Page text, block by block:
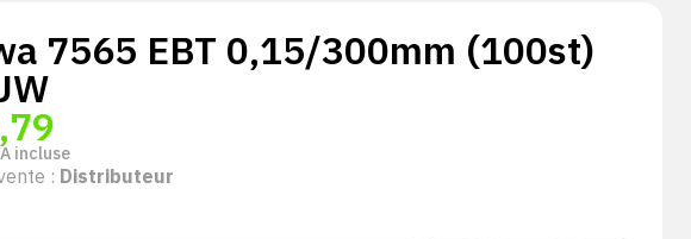
7565 EBT 0,15/300mm (100st)
incluse
: Distributeur